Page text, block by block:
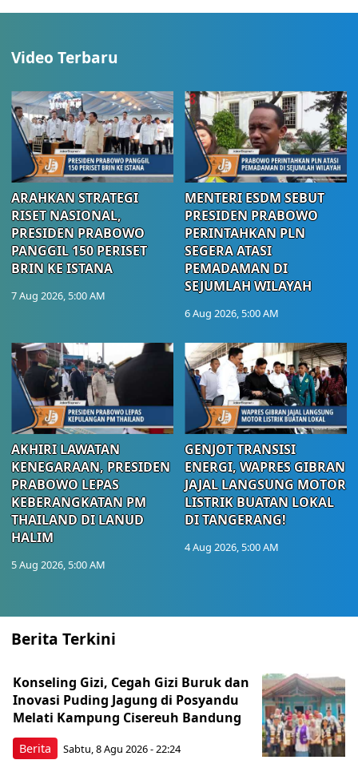
Video Terbaru
ARAHKAN STRATEGI
RISET NASIONAL,
PRESIDEN PRABOWO
PANGGIL 150 PERISET
BRIN KE ISTANA
7 Aug 2026, 5:00 AM
MENTERI ESDM SEBUT
PRESIDEN PRABOWO
PERINTAHKAN PLN
SEGERA ATASI
PEMADAMAN DI
SEJUMLAH WILAYAH
6 Aug 2026, 5:00 AM
AKHIRI LAWATAN
KENEGARAAN, PRESIDEN
PRABOWO LEPAS
KEBERANGKATAN PM
THAILAND DI LANUD
HALIM
5 Aug 2026, 5:00 AM
GENJOT TRANSISI
ENERGI, WAPRES GIBRAN
JAJAL LANGSUNG MOTOR
LISTRIK BUATAN LOKAL
DI TANGERANG!
4 Aug 2026, 5:00 AM
Berita Terkini
Berita
Konseling Gizi, Cegah Gizi Buruk dan
Inovasi Puding Jagung di Posyandu
Melati Kampung Cisereuh Bandung
Sabtu, 8 Agu 2026 - 22:24